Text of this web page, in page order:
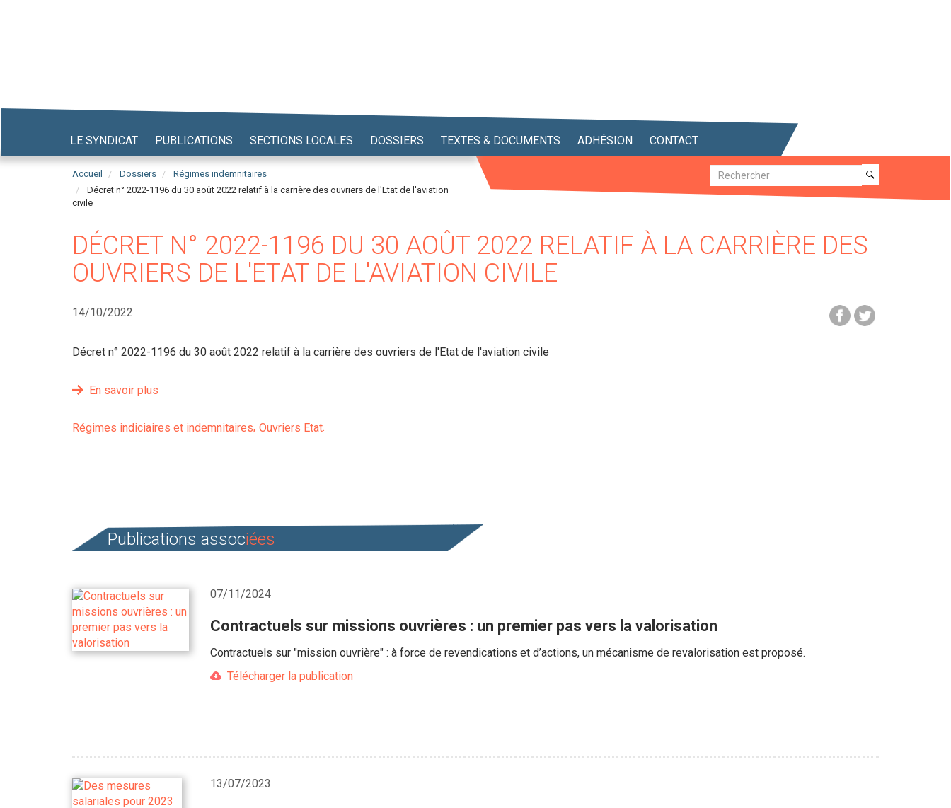
LE SYNDICAT PUBLICATIONS SECTIONS LOCALES DOSSIERS TEXTES & DOCUMENTS ADHÉSION CONTACT
Accueil Dossiers
Régimes indemnitaires
Décret n° 2022-1196 du 30 août 2022 relatif à la carrière des ouvriers de l'Etat de l'aviation
civile
Recherche
Recherche
DÉCRET N° 2022-1196 DU 30 AOÛT 2022 RELATIF À LA CARRIÈRE DES
OUVRIERS DE L'ETAT DE L'AVIATION CIVILE
14/10/2022
Décret n° 2022-1196 du 30 août 2022 relatif à la carrière des ouvriers de l'Etat de l'aviation civile
En savoir plus
Régimes indiciaires et indemnitaires Ouvriers Etat
Publications associées
07/11/2024
Contractuels sur missions ouvrières : un premier pas vers la valorisation
Contractuels sur "mission ouvrière" : à force de revendications et d’actions, un mécanisme de revalorisation est proposé.
Télécharger la publication
13/07/2023